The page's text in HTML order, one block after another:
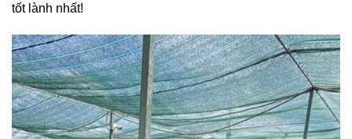
tốt lành nhất!